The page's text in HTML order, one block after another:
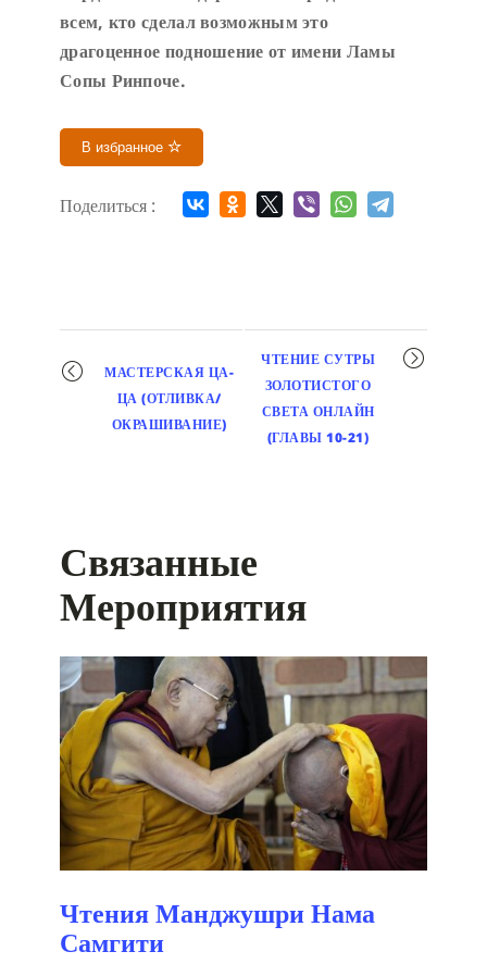
всем, кто сделал возможным это
драгоценное подношение от имени Ламы
Сопы Ринпоче.
В избранное
Поделиться :
Мероприятие
навигация
МАСТЕРСКАЯ ЦА-
ЦА (ОТЛИВКА/
ОКРАШИВАНИЕ)
ЧТЕНИЕ СУТРЫ
ЗОЛОТИСТОГО
СВЕТА ОНЛАЙН
(ГЛАВЫ 10-21)
Связанные
Мероприятия
Чтения Манджушри Нама
Самгити